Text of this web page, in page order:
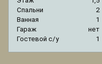
Спальни
2
Ванная
1
Гараж
нет
Гостевой с/y
1